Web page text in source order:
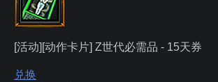
[活动][动作卡片] Z世代必需品 - 15天券
兑换